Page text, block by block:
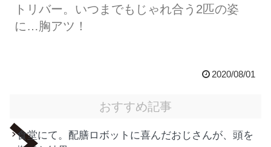
トリバー。いつまでもじゃれ合う2匹の姿
に…胸アツ！
2020/08/01
おすすめ記事
食堂にて。配膳ロボットに喜んだおじさんが、頭を